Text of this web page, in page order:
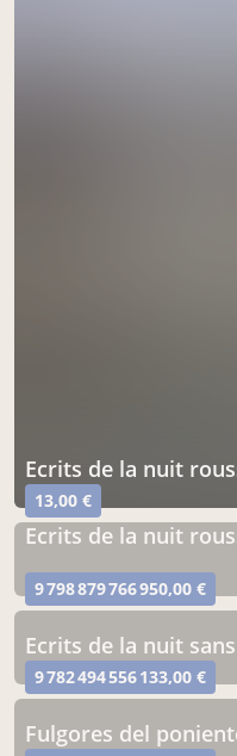
ecrits de la nuit
13,00 €
ecrits de la nuit
9 798 879 766 950,00 €
ecrits de la nuit
9 782 494 556 133,00 €
fulgores del